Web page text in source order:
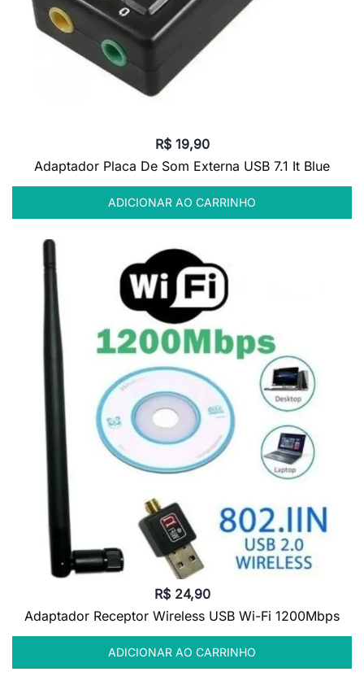
R$19,90
Adaptador Placa De Som Externa USB 7.1 It Blue
ADICIONAR AO CARRINHO
R$24,90
Adaptador Receptor Wireless USB Wi-Fi 1200Mbps
ADICIONAR AO CARRINHO